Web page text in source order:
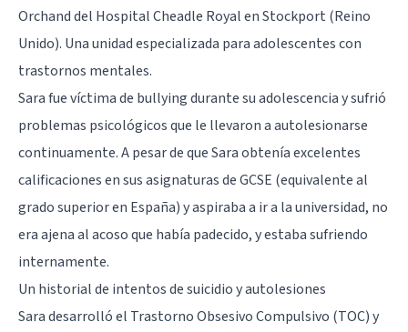
Orchand del Hospital Cheadle Royal en Stockport (Reino
Unido). Una unidad especializada para adolescentes con
trastornos mentales.
Sara fuevíctima de bullyingdurante su adolescencia y sufrió
problemas psicológicos que le llevaron a autolesionarse
continuamente. A pesar de que Sara obtenía excelentes
calificaciones en sus asignaturas de GCSE (equivalente al
grado superior en España) y aspiraba a ir a la universidad, no
era ajena al acoso que había padecido, y estaba sufriendo
internamente.
Un historial de intentos de suicidio y autolesiones
Sara desarrolló el Trastorno Obsesivo Compulsivo (TOC) y